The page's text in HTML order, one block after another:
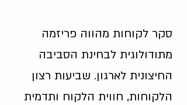
סקר לקוחות מהווה פריזמה
מתודולוגית לבחינת הסביבה
החיצונית לארגון. שביעות רצון
הלקוחות, חווית הלקוח ותדמית